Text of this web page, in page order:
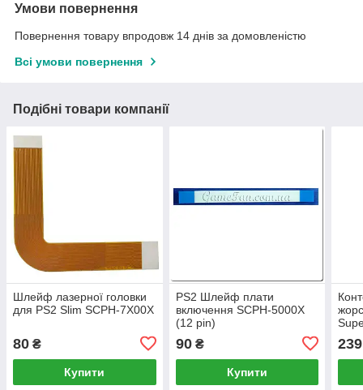
Умови повернення
Повернення товару впродовж 14 днів за домовленістю
Всі умови повернення
Подібні товари компанії
Шлейф лазерної головки
для PS2 Slim SCPH-7X00X
80 ₴
Купити
PS2 Шлейф плати
включення SCPH-5000X
(12 pin)
90₴
Купити
239